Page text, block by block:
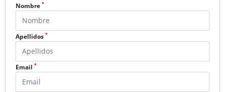
Nombre *
Apellidos *
Email *